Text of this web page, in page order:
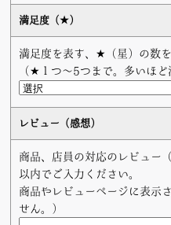
満足度（★）
満足度を表す、★（星）の数
（★１つ〜5つまで。多いほど
レビュー（感想）
商品、店員の対応のレビュー
以内でご入力ください。
商品やレビューページに表示
せん。）